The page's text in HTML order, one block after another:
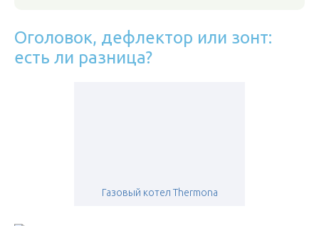
Оголовок, дефлектор или зонт:
есть ли разница?
Газовый котел Thermona